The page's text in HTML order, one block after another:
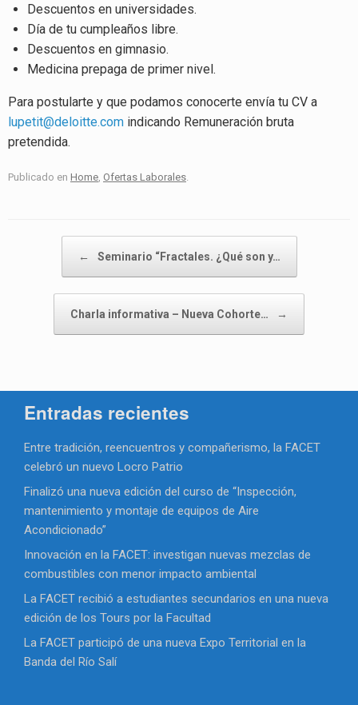
Descuentos en universidades.
Día de tu cumpleaños libre.
Descuentos en gimnasio.
Medicina prepaga de primer nivel.
Para postularte y que podamos conocerte envía tu CV a
lupetit@deloitte.com indicando Remuneración bruta
pretendida.
Publicado en Home Ofertas Laborales
← Seminario “Fractales. ¿Qué son y…
Charla informativa – Nueva Cohorte… →
Entradas recientes
Entre tradición, reencuentros y compañerismo, la FACET
celebró un nuevo Locro Patrio
Finalizó una nueva edición del curso de “Inspección,
mantenimiento y montaje de equipos de Aire
Acondicionado”
Innovación en la FACET: investigan nuevas mezclas de
combustibles con menor impacto ambiental
La FACET recibió a estudiantes secundarios en una nueva
edición de los Tours por la Facultad
La FACET participó de una nueva Expo Territorial en la
Banda del Río Salí